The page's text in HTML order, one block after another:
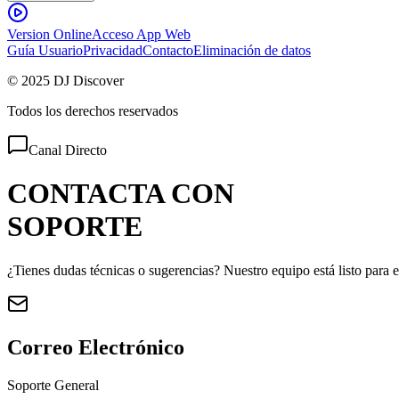
Version OnlineAcceso App Web
Guía UsuarioPrivacidadContactoEliminación de datos
© 2025 DJ Discover
Todos los derechos reservados
Canal Directo
CONTACTA CON
SOPORTE
¿Tienes dudas técnicas o sugerencias? Nuestro equipo está listo para
Correo Electrónico
Soporte General